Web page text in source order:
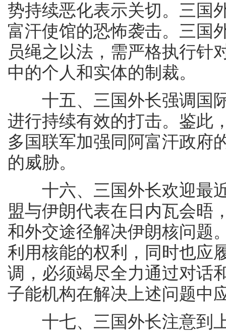
势持续恶化表示关切。三国
富汗使馆的恐怖袭击。三国
员绳之以法，需严格执行针
中的个人和实体的制裁。
十五、三国外长强调国际
进行持续有效的打击。鉴此
多国联军加强同阿富汗政府
的威胁。
十六、三国外长欢迎最近
盟与伊朗代表在日内瓦会晤
和外交途径解决伊朗核问题
利用核能的权利，同时也应
调，必须竭尽全力通过对话
子能机构在解决上述问题中
十七、三国外长注意到上